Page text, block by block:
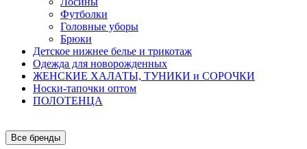
Футболки
Головные уборы
Брюки
Детское нижнее белье и трикотаж
Одежда для новорожденных
ЖЕНСКИЕ ХАЛАТЫ, ТУНИКИ и СОРОЧКИ
Носки-тапочки оптом
ПОЛОТЕНЦА
Все бренды